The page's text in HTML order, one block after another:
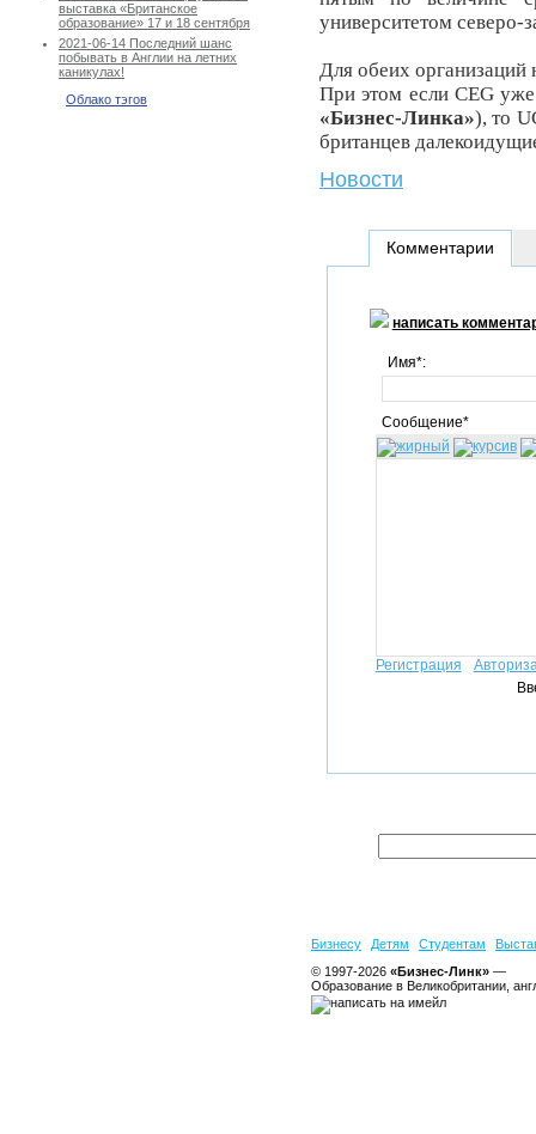
выставка «Британское
образование» 17 и 18 сентября
2021-06-14 Последний шанс
побывать в Англии на летних
каникулах!
Облако тэгов
университетом северо-
Для обеих организаций
При этом если CEG уже
«Бизнес-Линка»), то
британцев
Новости
Комментарии
написать
Имя*:
Сообщение*
Регистрация
Бизнесу Детям Студентам
© 1997-2026 «Бизнес-Линк» —
Образование в Великобритании,